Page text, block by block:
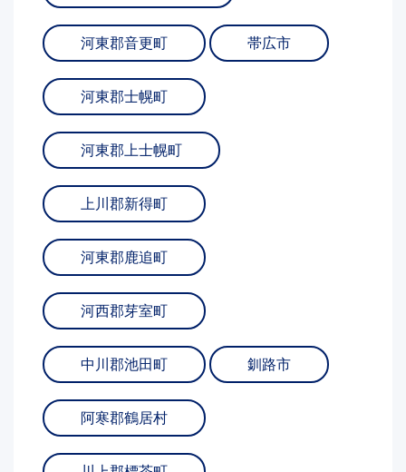
河東郡音更町 帯広市
河東郡士幌町
河東郡上士幌町
上川郡新得町
河東郡鹿追町
河西郡芽室町
中川郡池田町 釧路市
阿寒郡鶴居村